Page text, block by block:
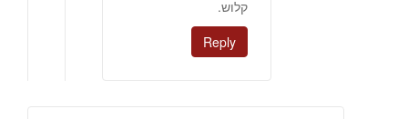
קלוש.
Reply